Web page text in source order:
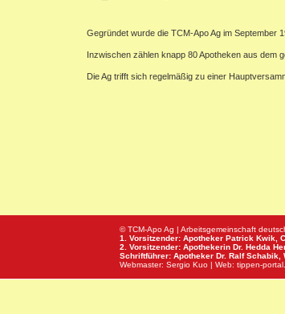
Gegründet wurde die TCM-Apo Ag im September
Inzwischen zählen knapp 80 Apotheken aus dem
Die Ag trifft sich regelmäßig zu einer
© TCM-Apo Ag | Arbeitsgemeinschaft
1. Vorsitzender: Apotheker Patrick Kwik,
2. Vorsitzender: Apothekerin Dr. Hedda
Schriftführer: Apotheker Dr. Ralf Schabik,
Webmaster: Sergio Kuo | Web: tippen-